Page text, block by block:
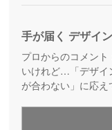
手が届く デザイ
プロからのコメント
いけれど…「デザイ
が合わない」に応